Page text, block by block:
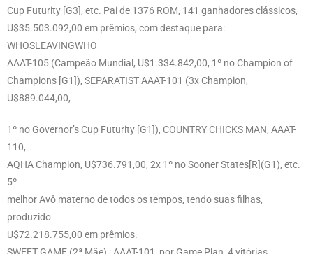
Cup Futurity [G3], etc. Pai de 1376 ROM, 141 ganhadores clássicos,
U$35.503.092,00 em prêmios, com destaque para:
WHOSLEAVINGWHO
AAAT-105 (Campeão Mundial, U$1.334.842,00, 1º no Champion of
Champions [G1]), SEPARATIST AAAT-101 (3x Champion,
U$889.044,00,
1º no Governor’s Cup Futurity [G1]), COUNTRY CHICKS MAN, AAAT-
110,
AQHA Champion, U$736.791,00, 2x 1º no Sooner States[R](G1), etc.
5º
melhor Avô materno de todos os tempos, tendo suas filhas,
produzido
U$72.218.755,00 em prêmios.